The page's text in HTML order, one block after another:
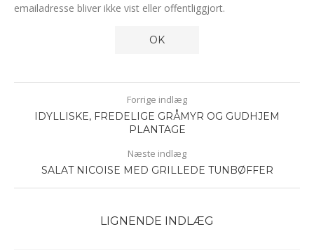
emailadresse bliver ikke vist eller offentliggjort.
Forrige indlæg
IDYLLISKE, FREDELIGE GRÅMYR OG GUDHJEM
PLANTAGE
Næste indlæg
SALAT NICOISE MED GRILLEDE TUNBØFFER
LIGNENDE INDLÆG